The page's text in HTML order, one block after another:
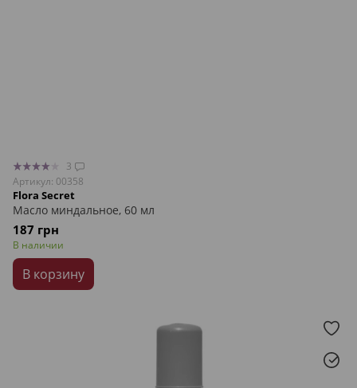
3
Артикул: 00358
Flora Secret
Масло миндальное, 60 мл
187 грн
В наличии
В корзину